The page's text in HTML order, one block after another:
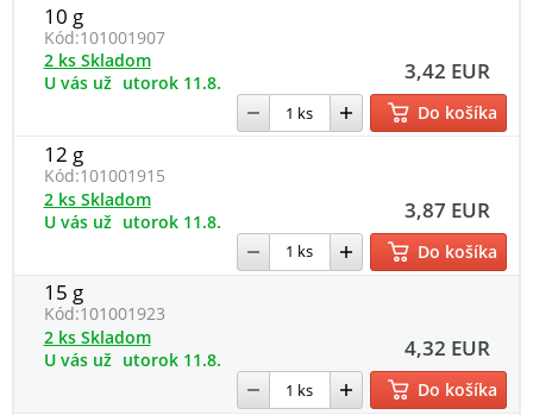
10 g
Kód:101001907
3,42 EUR
2 ks Skladom
U vás už utorok 11.8.
Do košíka
12 g
Kód:101001915
3,87 EUR
2 ks Skladom
U vás už utorok 11.8.
Do košíka
15 g
Kód:101001923
4,32 EUR
2 ks Skladom
U vás už utorok 11.8.
Do košíka